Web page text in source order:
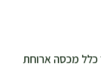
וזה בדרך כלל מכסה ארוחת